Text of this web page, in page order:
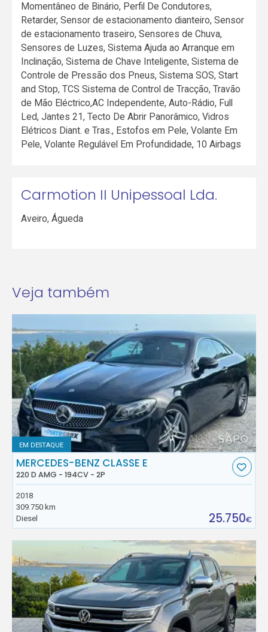
Momentâneo de Binário, Perfil De Condutores,
Retarder, Sensor de estacionamento dianteiro, Sensor
de estacionamento traseiro, Sensores de Chuva,
Sensores de Luzes, Sistema Ajuda ao Arranque em
Inclinação, Sistema de Chave Inteligente, Sistema de
Controle de Pressão dos Pneus, Sistema SOS, Start
and Stop, TCS Sistema de Control de Tracção, Travão
de Mão Eléctrico,AC Independente, Auto-Rádio, Full
Led, Jantes 21, Tecto De Abrir Panorâmico, Vidros
Elétricos Diant. e Tras., Estofos em Pele, Volante Em
Pele, Volante Regulável Em Profundidade, 10 Airbags
Carmotion II Unipessoal Lda.
Aveiro,Águeda
Veja também
EM DESTAQUE
MERCEDES-BENZ CLASSE E
220 D AMG - 194CV - 2P
2018
309.750 km
Diesel
25.750€